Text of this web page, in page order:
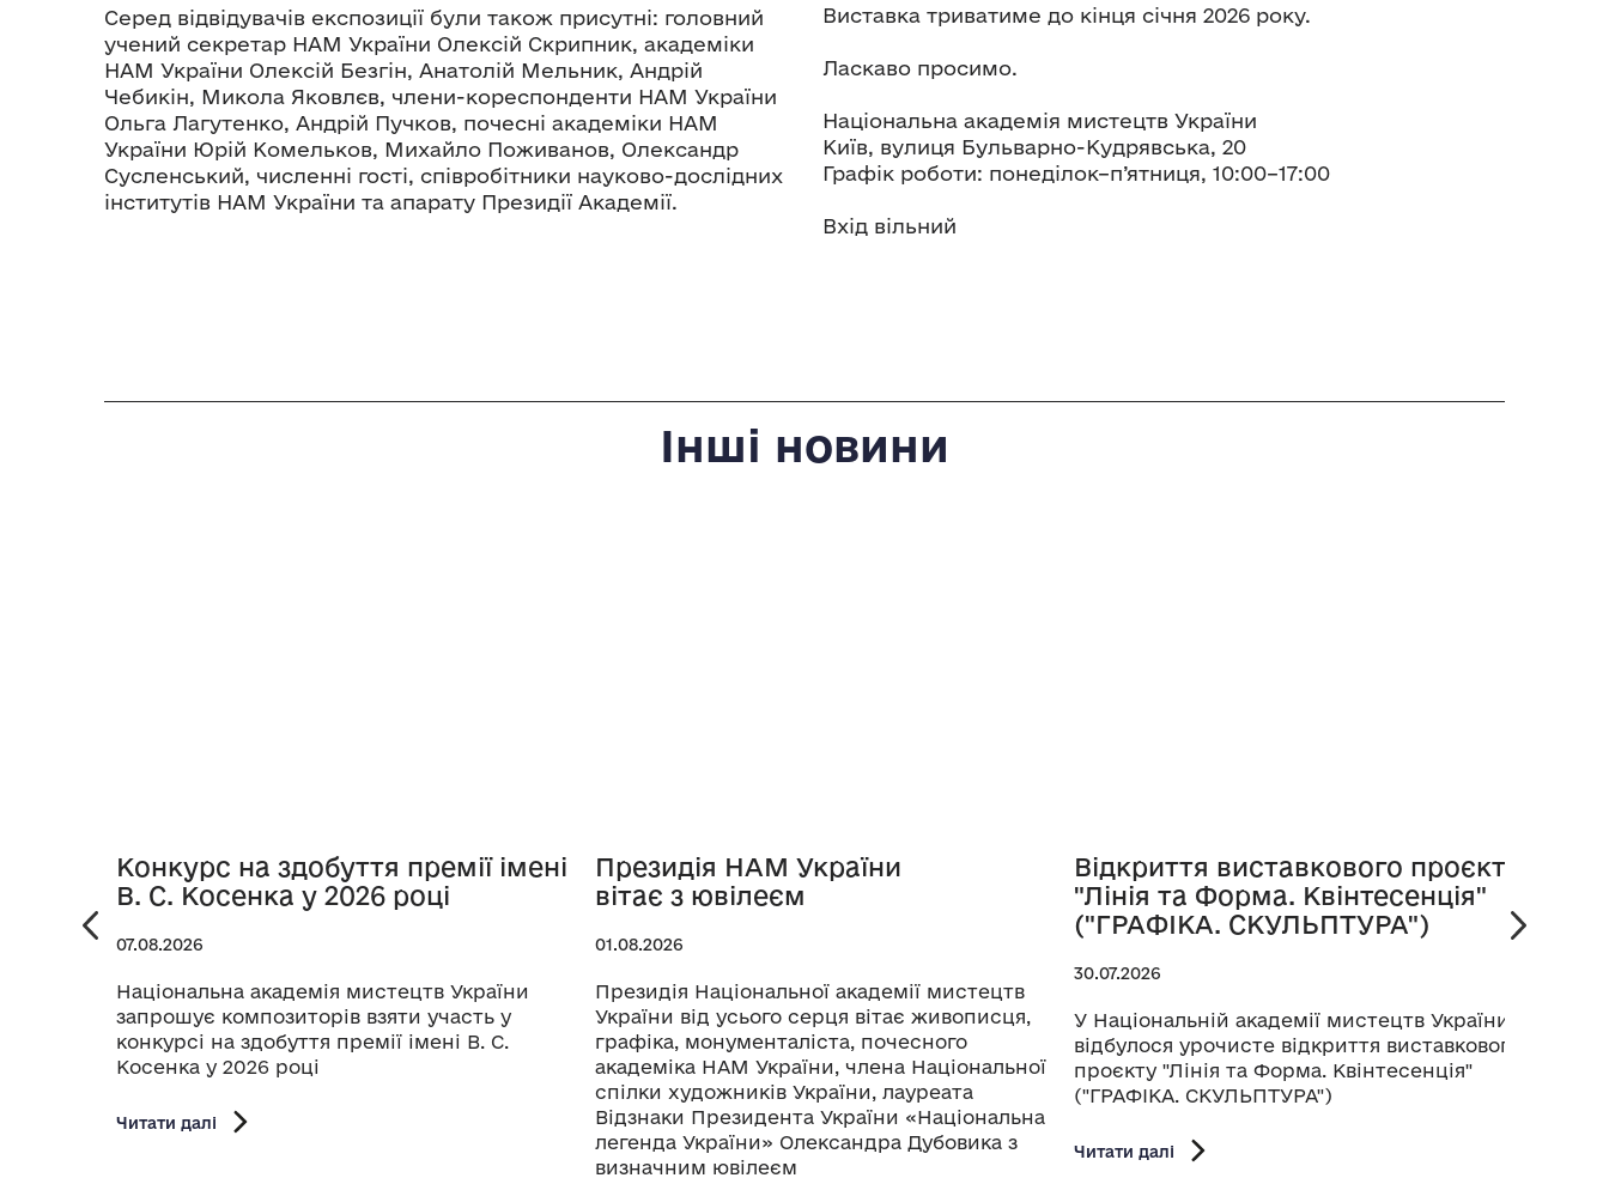
Серед відвідувачів експозиції були також присутні: головний
учений секретар НАМ України Олексій Скрипник, академіки
НАМ України Олексій Безгін, Анатолій Мельник, Андрій
Чебикін, Микола Яковлєв, члени-кореспонденти НАМ України
Ольга Лагутенко, Андрій Пучков, почесні академіки НАМ
України Юрій Комельков, Михайло Поживанов, Олександр
Сусленський, численні гості, співробітники науково-дослідних
інститутів НАМ України та апарату Президії Академії.
Виставка триватиме до кінця січня 2026 року.
Ласкаво просимо.
Національна академія мистецтв України
Київ, вулиця Бульварно-Кудрявська, 20
Графік роботи: понеділок–п’ятниця, 10:00–17:00
Вхід вільний
Інші новини
Конкурс на здобуття премії імені
В. С. Косенка у 2026 році
07.08.2026
Національна академія мистецтв України
запрошує композиторів взяти участь у
конкурсі на здобуття премії імені В. С.
Косенка у 2026 році
Читати далі
Президія НАМ України
вітає з ювілеєм
01.08.2026
Президія Національної академії мистецтв
України від усього серця вітає живописця,
графіка, монументаліста, почесного
академіка НАМ України, члена Національної
спілки художників України, лауреата
Відзнаки Президента України «Національна
легенда України» Олександра Дубовика з
визначним ювілеєм
Відкриття виставкового проєкту
"Лінія та Форма. Квінтесенція"
("ГРАФІКА. СКУЛЬПТУРА")
30.07.2026
У Національній академії мистецтв України
відбулося урочисте відкриття виставкового
проєкту "Лінія та Форма. Квінтесенція"
("ГРАФІКА. СКУЛЬПТУРА")
Читати далі